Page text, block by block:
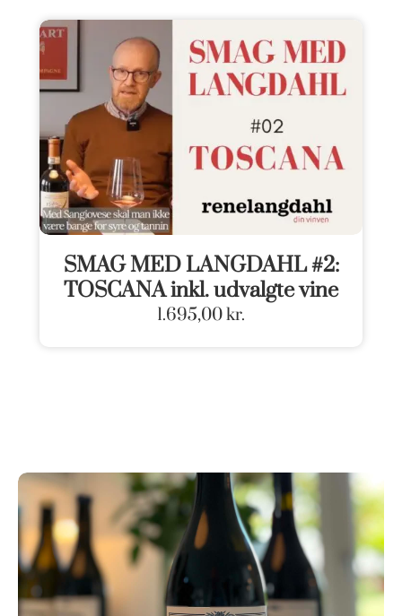
SMAG MED LANGDAHL #2:
TOSCANA inkl. udvalgte vine
1.695,00kr.